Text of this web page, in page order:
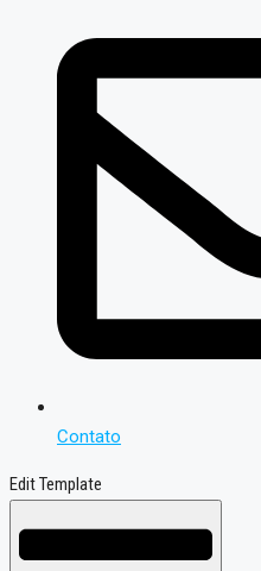
Contato
Edit Template